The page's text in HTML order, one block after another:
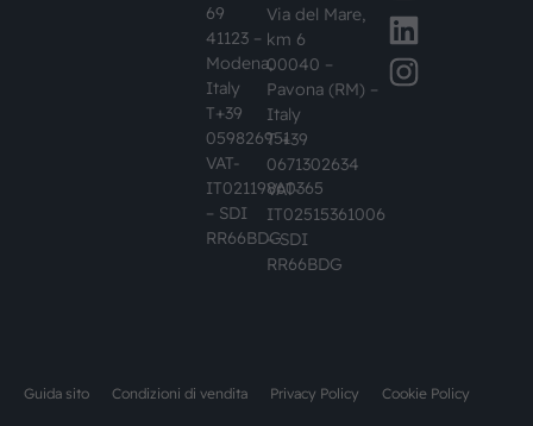
69
41123 –
Modena,
Italy
T+39
059826951
VAT-
IT02119860365
– SDI
RR66BDG
Via del Mare,
km 6
00040 –
Pavona (RM) –
Italy
T +39
0671302634
VAT-
IT02515361006
– SDI
RR66BDG
Guida sito Condizioni di vendita Privacy Policy Cookie Policy